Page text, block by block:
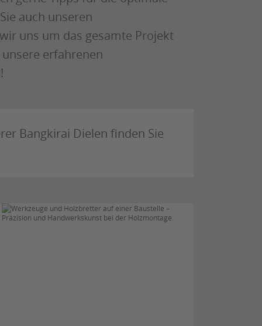
auch unseren
uns um das gesamte Projekt
erfahrenen
Bangkirai Dielen finden Sie